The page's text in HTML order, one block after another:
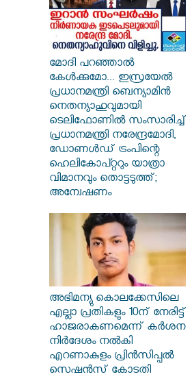
മോദി പറഞ്ഞാൽ
കേൾക്കുമോ... ഇസ്രയേൽ
പ്രധാനമന്ത്രി ബെന്യാമിൻ
നെതന്യാഹുവുമായി
ടെലിഫോണിൽ സംസാരിച്ച്
പ്രധാനമന്ത്രി നരേന്ദ്രമോദി,
ഡോണൾഡ് ട്രംപിന്റെ
ഹെലികോപ്റ്ററും യാത്രാ
വിമാനവും തൊട്ടടുത്ത്;
അന്വേഷണം
അഭിമന്യു കൊലക്കേസിലെ
എല്ലാ പ്രതികളും 10ന്‌ നേരിട്ട്‌
ഹാജരാകണമെന്ന്‌ കർശന
നിർദേശം നൽകി
എറണാകുളം പ്രിൻസിപ്പൽ
സെഷൻസ് കോടതി